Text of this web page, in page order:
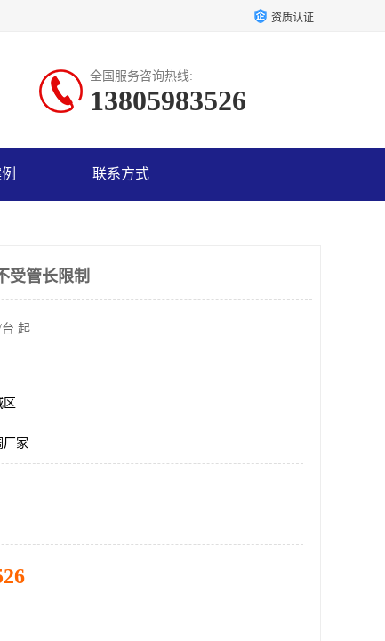
资质认证
全国服务咨询热线:
13805983526
联系方式
受管长限制
起
区
厂家